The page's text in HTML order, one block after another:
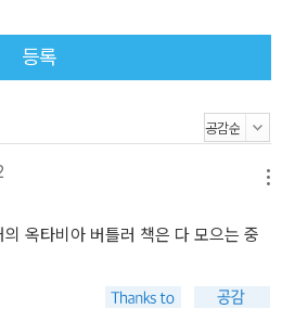
족이 된 이들에 대한 의무와 인류를
이에서 고뇌하던 사람이었다. “저들
다. 이곳에서 탈출하지 않으면 나는 이
사람의 우화》로 마무리되는 ‘우화’ 오
알 수 있듯, 버틀러는 성경의 인용과 비
었다. 변화를 중요시하는 지구종의 사
있으며, 작중 로런이 쓴 시는 《도덕
인공 로런의 중간 이름인 ‘오야’는 서
에서 유래했다. 오야는 영리하면서도
등록
옥타비아 버틀러 책은 다 모으는 중